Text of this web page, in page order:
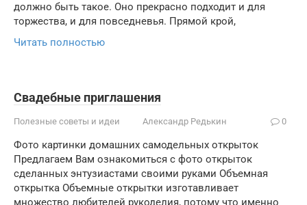
должно быть такое. Оно прекрасно подходит и для
торжества, и для повседневья. Прямой крой,
Читать полностью
Свадебные приглашения
Полезные советы и идеи Александр Редькин 0
Фото картинки домашних самодельных открыток
Предлагаем Вам ознакомиться с фото открыток
сделанных энтузиастами своими руками Объемная
открытка Объемные открытки изготавливает
множество любителей рукоделия, потому что именно